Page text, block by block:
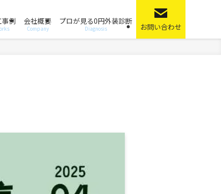
例 会社概要
Company
プロが見る0円外装診断
Diagnosis お問い合わせ